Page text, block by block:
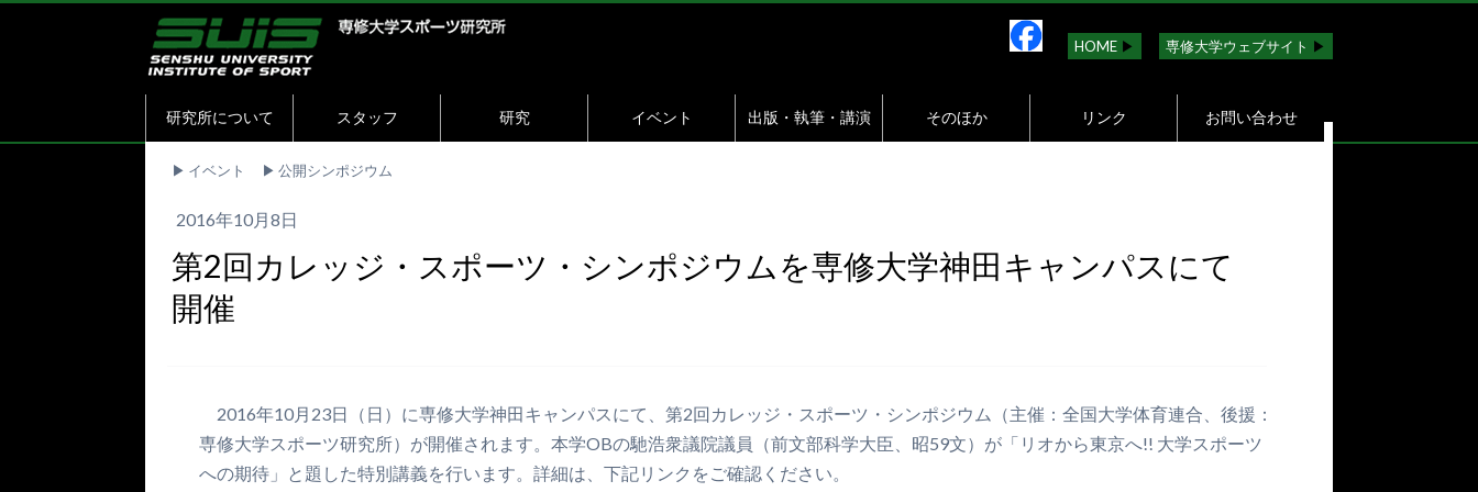
HOME ▶︎ 専修大学ウェブサイト ▶︎
研究所について スタッフ 研究 イベント 出版・執筆・講演 そのほか リンク お問い合わせ
▶︎ イベント ▶︎ 公開シンポジウム
2016年10月8日
第2回カレッジ・スポーツ・シンポジウムを専修大学神田キャンパスにて
開催
2016年10月23日（日）に専修大学神田キャンパスにて、第2回カレッジ・スポーツ・シンポジウム（主催：全国大学体育連合、後援：
専修大学スポーツ研究所）が開催されます。本学OBの馳浩衆議院議員（前文部科学大臣、昭59文）が「リオから東京へ!! 大学スポーツ
への期待」と題した特別講義を行います。詳細は、下記リンクをご確認ください。